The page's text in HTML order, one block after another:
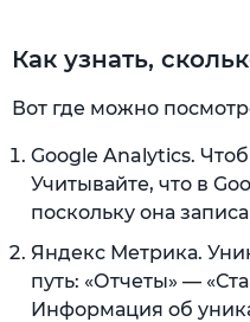
Как узнать,
Вот где можно
Google Analytics.
Учитывайте, что в
поскольку она
Яндекс Метрика.
путь: «Отчеты» —
Информация об